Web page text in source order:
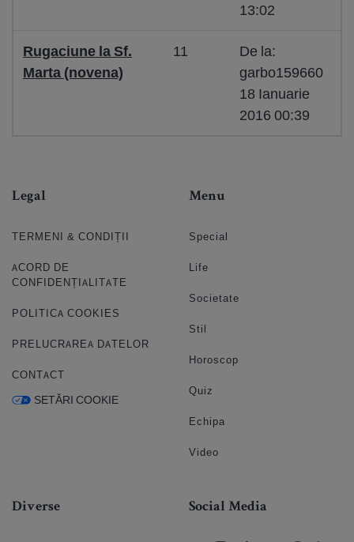
13:02
Rugaciune la Sf.
Marta (novena)
11
De la:
garbo159660
18 Ianuarie
2016 00:39
Legal
TERMENI & CONDIȚII
ACORD DE
CONFIDENȚIALITATE
POLITICA COOKIES
PRELUCRAREA DATELOR
CONTACT
SETĂRI COOKIE
Menu
Special
Life
Societate
Stil
Horoscop
Quiz
Echipa
Video
Diverse Social Media